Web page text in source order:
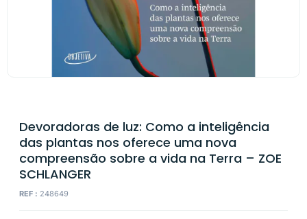
Devoradoras de luz: Como a inteligência
das plantas nos oferece uma nova
compreensão sobre a vida na Terra – ZOE
SCHLANGER
REF : 248649